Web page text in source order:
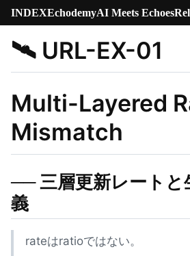
INDEXEchodemyAI Meets Echoes
🛰️ URL-EX-01
Multi-Layered
Mismatch
── 三層更新レートと
義
rateはratioではない。